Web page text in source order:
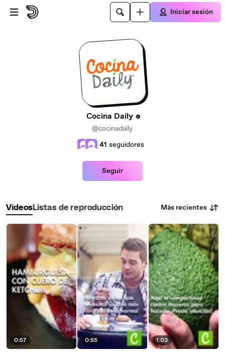
Saltar al contenido principal
Iniciar sesión
Cocina Daily
@cocinadaily
41 seguidores
Seguir
VídeosListas de reproducción Más recientes
0:57 0:55 1:03